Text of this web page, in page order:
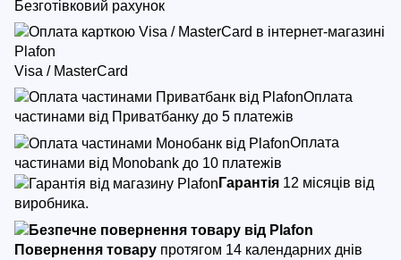
Безготівковий рахунок
Visa / MasterCard
Оплата
частинами від Приватбанку до 5 платежів
Оплата
частинами від Monobank до 10 платежів
Гарантія 12 місяців від
виробника.
Повернення товару протягом 14 календарних днів